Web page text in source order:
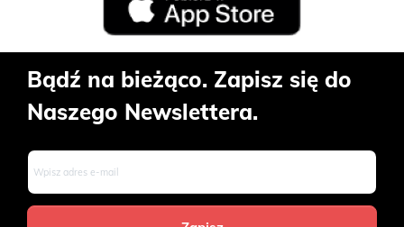
Bądź na bieżąco. Zapisz się do
Naszego Newslettera.